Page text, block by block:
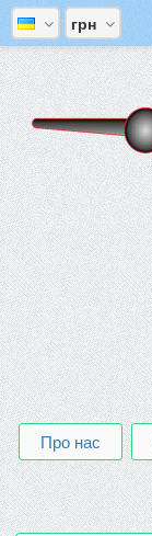
грн
Про нас